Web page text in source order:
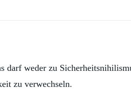
darf weder zu
zu verwechseln.